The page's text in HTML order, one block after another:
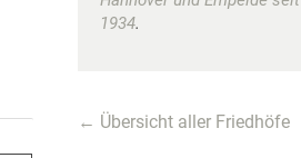
1934.
← Übersicht aller Friedhöfe